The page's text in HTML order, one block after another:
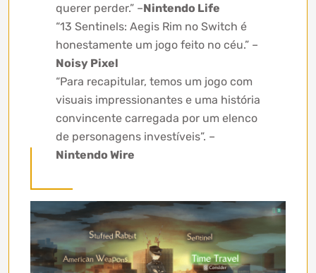
querer perder.” –Nintendo Life
“13 Sentinels: Aegis Rim no Switch é
honestamente um jogo feito no céu.” –
Noisy Pixel
“Para recapitular, temos um jogo com
visuais impressionantes e uma história
convincente carregada por um elenco
de personagens investíveis”. –
Nintendo Wire